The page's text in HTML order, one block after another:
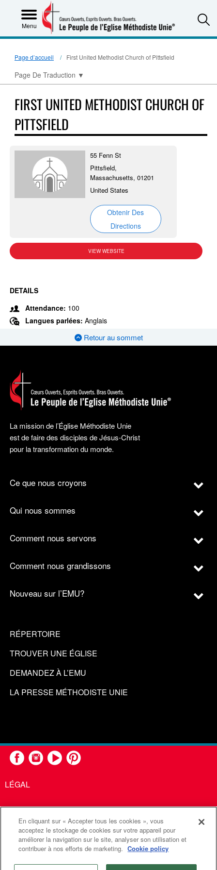
Menu
Page d’accueil First United Methodist Church of Pittsfield
Page De Traduction ▼
FIRST UNITED METHODIST CHURCH OF
PITTSFIELD
55 Fenn St
Pittsfield,
Massachusetts, 01201
United States
Obtenir Des
Directions
VIEW WEBSITE
DETAILS
Attendance: 100
Langues parlées: Anglais
Retour au sommet
La mission de l’Église Méthodiste Unie
est de faire des disciples de Jésus-Christ
pour la transformation du monde.
Ce que nous croyons
Qui nous sommes
Comment nous servons
Comment nous grandissons
Nouveau sur l’EMU?
RÉPERTOIRE
TROUVER UNE ÉGLISE
DEMANDEZ À L’EMU
LA PRESSE MÉTHODISTE UNIE
LÉGAL
United Methodist Communications est une agence de l'Église
Méthodiste Unie
Communications Méthodistes Unies. Tous droits
réservés
En cliquant sur « Accepter tous les cookies », vous
acceptez le stockage de cookies sur votre appareil pour
améliorer la navigation sur le site, analyser son utilisation et
contribuer à nos efforts de marketing. Cookie policy